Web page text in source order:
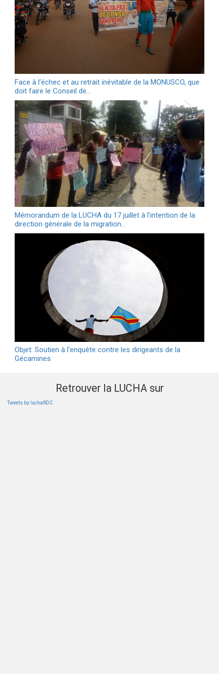
Face à l’échec et au retrait inévitable de la MONUSCO, que
doit faire le Conseil de…
Mémorandum de la LUCHA du 17 juillet à l'intention de la
direction générale de la migration…
Objet: Soutien à l’enquête contre les dirigeants de la
Gécamines
Retrouver la LUCHA sur
Tweets by luchaRDC